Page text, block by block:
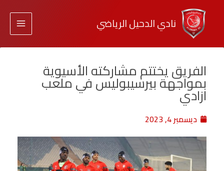
نادي الدحيل الرياضي
الفريق يختتم مشاركته الأسيوية
بمواجهة بيرسيبوليس في ملعب
ازادي
ديسمبر 4, 2023